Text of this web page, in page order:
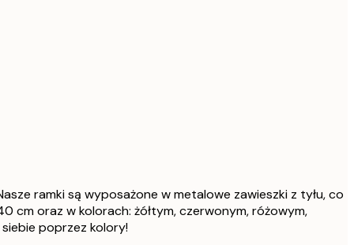
ramki są wyposażone w metalowe zawieszki z tyłu, co
cm oraz w kolorach: żółtym, czerwonym, różowym,
poprzez kolory!